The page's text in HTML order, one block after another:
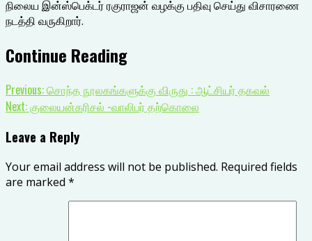
நிலைய இன்ஸ்பெக்டர் ரகுராஜன் வழக்கு பதிவு செய்து விசாரணை
நடத்தி வருகிறார்.
Continue Reading
Previous:சொந்த நூலகங்களுக்கு விருது : ஆட்சியர் தகவல்
Next:குலையன்கரிசல் -வாலிபர் தற்கொலை
Leave a Reply
Your email address will not be published. Required fields
are marked *